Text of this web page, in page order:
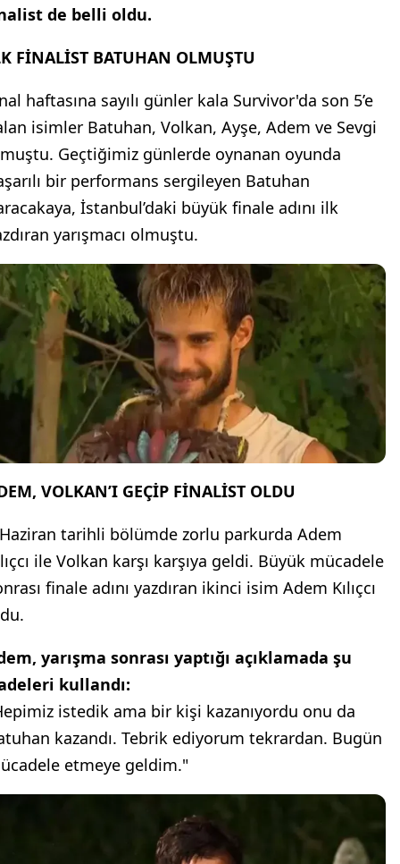
de belli oldu.
FİNALİST BATUHAN OLMUŞTU
haftasına sayılı günler kala Survivor'da son 5’e
isimler Batuhan, Volkan, Ayşe, Adem ve Sevgi
Geçtiğimiz günlerde oynanan oyunda
bir performans sergileyen Batuhan
İstanbul’daki büyük finale adını ilk
yarışmacı olmuştu.
VOLKAN’I GEÇİP FİNALİST OLDU
tarihli bölümde zorlu parkurda Adem
ile Volkan karşı karşıya geldi. Büyük mücadele
finale adını yazdıran ikinci isim Adem Kılıçcı
yarışma sonrası yaptığı açıklamada şu
kullandı:
istedik ama bir kişi kazanıyordu onu da
kazandı. Tebrik ediyorum tekrardan. Bugün
etmeye geldim."